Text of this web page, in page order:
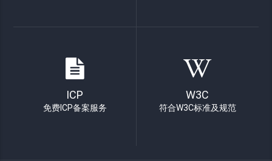
ICP
免费ICP备案服务
W3C
符合W3C标准及规范